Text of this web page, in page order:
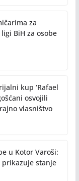
za
BiH za osobe
kup ‘Rafael
osvojili
vlasništvo
u Kotor Varoši:
prikazuje stanje